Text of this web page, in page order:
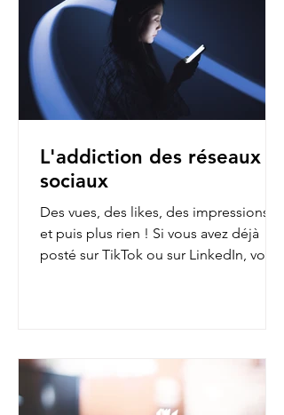
L'addiction des réseaux
sociaux
Des vues, des likes, des impressions…
et puis plus rien ! Si vous avez déjà
posté sur TikTok ou sur LinkedIn, vous